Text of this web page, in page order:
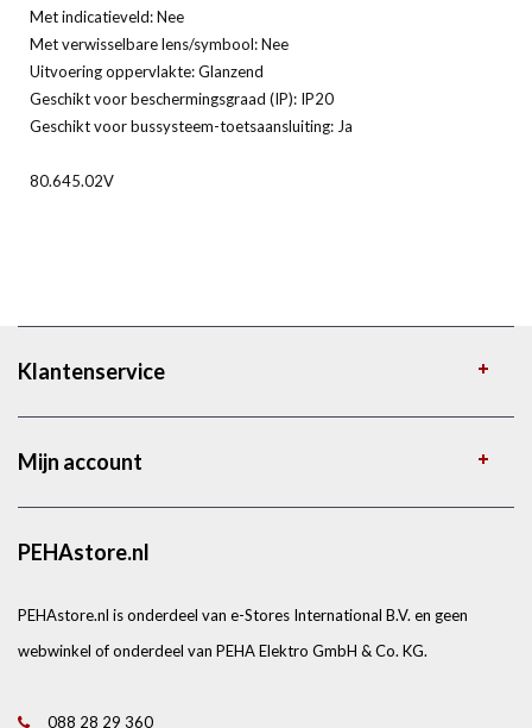
Met indicatieveld: Nee
Met verwisselbare lens/symbool: Nee
Uitvoering oppervlakte: Glanzend
Geschikt voor beschermingsgraad (IP): IP20
Geschikt voor bussysteem-toetsaansluiting: Ja
80.645.02V
Klantenservice
Mijn account
PEHAstore.nl
PEHAstore.nl is onderdeel van e-Stores International B.V. en geen
webwinkel of onderdeel van PEHA Elektro GmbH & Co. KG.
088 28 29 360